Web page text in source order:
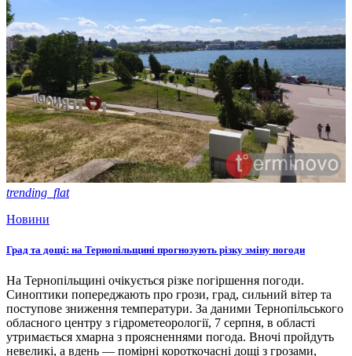
trending_flat
Новини
Град та дощі: на Тернопільщині прогнозують різку зміну погоди
На Тернопільщині очікується різке погіршення погоди.
Синоптики попереджають про грози, град, сильний вітер та
поступове зниження температури. За даними Тернопільського
обласного центру з гідрометеорології, 7 серпня, в області
утримається хмарна з проясненнями погода. Вночі пройдуть
невеликі, а вдень — помірні короткочасні дощі з грозами,